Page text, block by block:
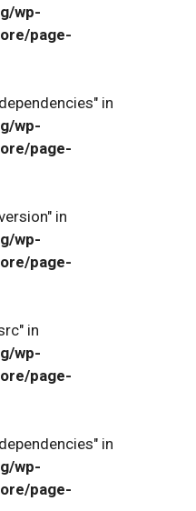
wp-
page-
in
wp-
page-
in
wp-
page-
in
wp-
page-
in
wp-
page-